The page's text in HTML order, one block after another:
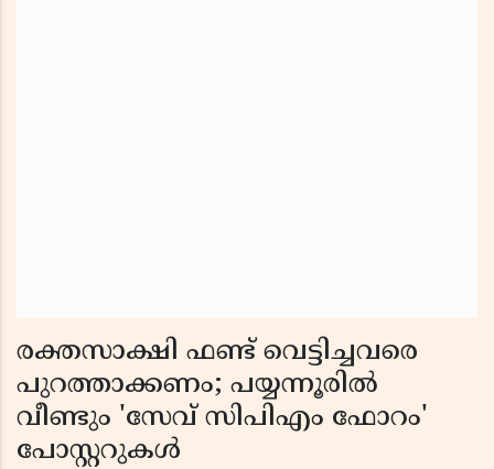
രക്തസാക്ഷി ഫണ്ട് വെട്ടിച്ചവരെ
പുറത്താക്കണം; പയ്യന്നൂരിൽ
വീണ്ടും 'സേവ് സിപിഎം ഫോറം'
പോസ്റ്ററുകൾ